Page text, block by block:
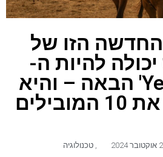
החדשה הזו של
להיות ה-
'Yellowstone' הבאה – והיא
טכנולוגיה